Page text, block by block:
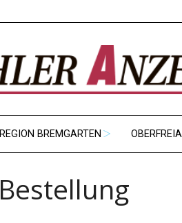
REGION BREMGARTEN